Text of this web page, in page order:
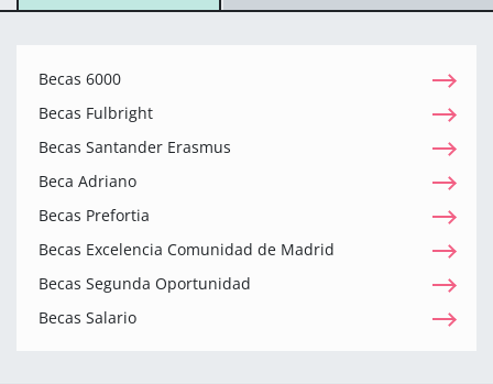
Becas 6000
Becas Fulbright
Becas Santander Erasmus
Beca Adriano
Becas Prefortia
Becas Excelencia Comunidad de Madrid
Becas Segunda Oportunidad
Becas Salario